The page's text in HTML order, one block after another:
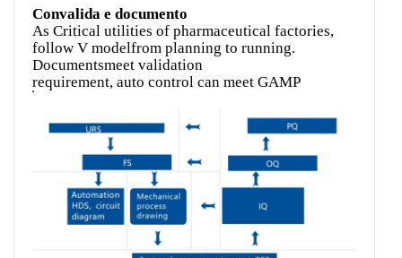
Convalida e documento
As Critical utilities of pharmaceutical factories,
follow V modelfrom planning to running.
Documentsmeet validation
requirement, auto control can meet GAMP